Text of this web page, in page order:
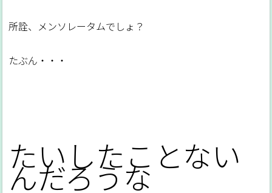
所詮、メンソレータムでしょ？
たぶん・・・
たいしたことない
んだろうな